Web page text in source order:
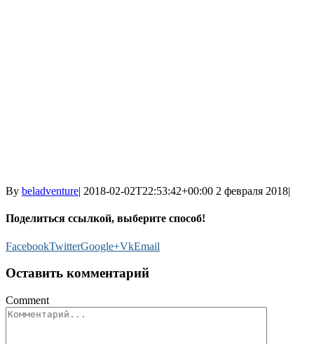
By beladventure| 2018-02-02T22:53:42+00:00 2 февраля 2018|
Поделиться ссылкой, выберите способ!
FacebookTwitterGoogle+VkEmail
Оставить комментарий
Comment